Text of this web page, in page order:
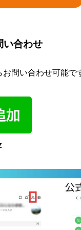
い合わせ
問い合わせ可能で